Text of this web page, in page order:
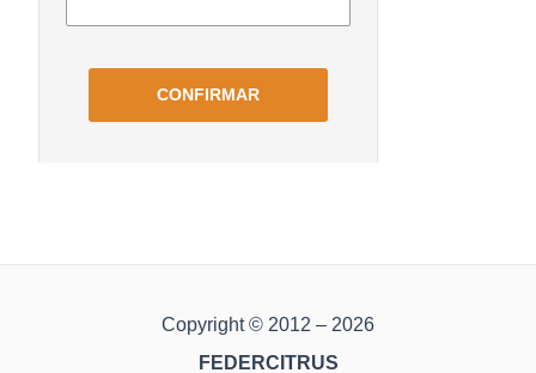
Copyright © 2012 – 2026
FEDERCITRUS